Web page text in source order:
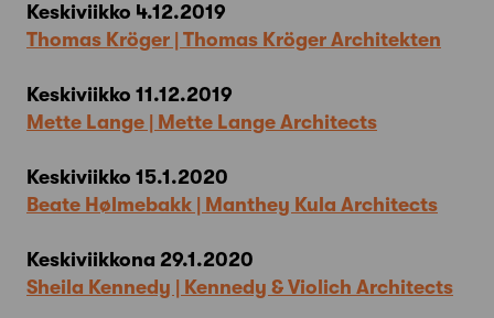
Keskiviikko 4.12.2019
Thomas Kröger | Thomas Kröger Architekten
Keskiviikko 11.12.2019
Mette Lange | Mette Lange Architects
Keskiviikko 15.1.2020
Beate Hølmebakk | Manthey Kula Architects
Keskiviikkona 29.1.2020
Sheila Kennedy | Kennedy & Violich Architects